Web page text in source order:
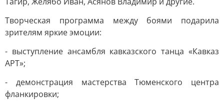
Творческая программа между боями подарила
зрителям яркие эмоции:
- выступление ансамбля кавказского танца «Кавказ
АРТ»;
- демонстрация мастерства Тюменского центра
фланкировки;